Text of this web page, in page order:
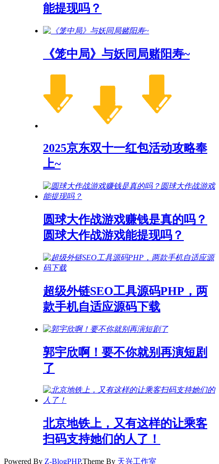
能提现吗？
《笼中局》与妖同局赌阳寿~
2025京东双十一红包活动攻略奉
上~
圆球大作战游戏赚钱是真的吗？
圆球大作战游戏能提现吗？
超级外链SEO工具源码PHP，两
款手机自适应源码下载
郭宇欣啊！要不你就别再演短剧
了
北京地铁上，又有这样的让乘客
扫码支持她们的人了！
Powered By Z-BlogPHP,Theme By 天兴工作室